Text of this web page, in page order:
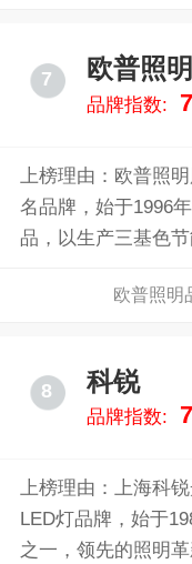
7 欧普照明
品牌指数:
上榜理由：欧普照
名品牌，始于1996
品，以生产三基色
高新技术企业。
欧普照明
8 科锐
品牌指数:
上榜理由：上海科
LED灯品牌，始于
之一，领先的照明